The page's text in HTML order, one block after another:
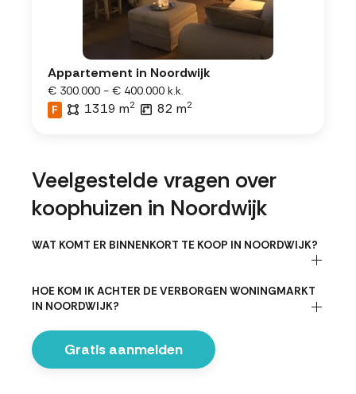
Appartement in Noordwijk
€ 300.000 - € 400.000 k.k.
F
1319 m2 82 m2
Veelgestelde vragen over
koophuizen in Noordwijk
WAT KOMT ER BINNENKORT TE KOOP IN NOORDWIJK?
HOE KOM IK ACHTER DE VERBORGEN WONINGMARKT
IN NOORDWIJK?
Gratis aanmelden